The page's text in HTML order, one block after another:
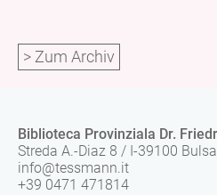
> Zum Archiv
Biblioteca Provinziala Dr.
Streda A.-Diaz 8 / I-39100
info@tessmann.it
+39 0471 471814